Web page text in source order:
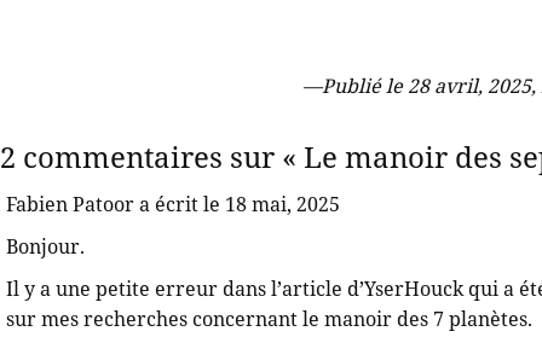
—Publié le 28 avril,
2 commentaires sur « Le manoir des
Fabien Patoor a écrit le 18 mai, 2025
Bonjour.
Il y a une petite erreur dans l’article d’YserHouck qui a
sur mes recherches concernant le manoir des 7 planètes.